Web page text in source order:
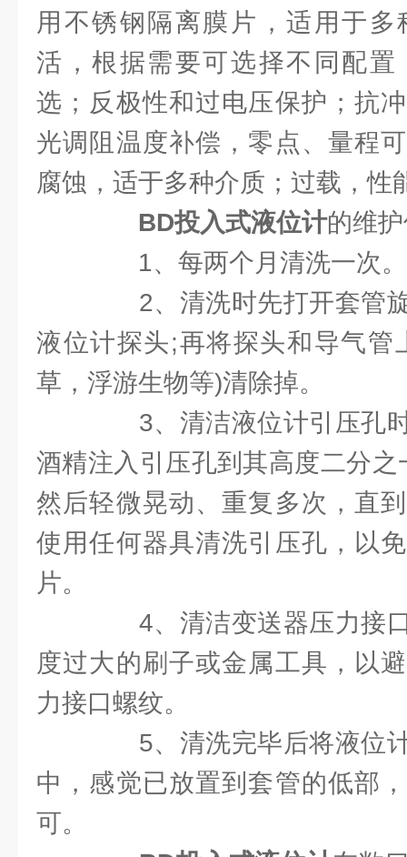
用不锈钢隔离膜片，适用于
活，根据需要可选择不同配置
选；反极性和过电压保护；抗
光调阻温度补偿，零点、量程
腐蚀，适于多种介质；过载，性
BD投入式液位计的维
1、每两个月清洗一次。
2、清洗时先打开套管旋
液位计探头;再将探头和导气管
草，浮游生物等)清除掉。
3、清洁液位计引压孔时
酒精注入引压孔到其高度二分
然后轻微晃动、重复多次，直
使用任何器具清洗引压孔，以
片。
4、清洁变送器压力接口
度过大的刷子或金属工具，以
力接口螺纹。
5、清洗完毕后将液位计
中，感觉已放置到套管的低部
可。